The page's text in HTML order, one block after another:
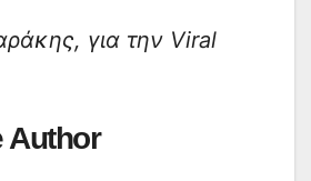
για την Viral
Author